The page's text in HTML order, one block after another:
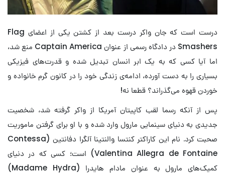
درست است که جان واکر درست بعد از کشتن یکی از اعضای Flag
Smashers در دادگاه رسمی از عنوان Captain America منع شد،
اما آیا کسی که به یک ابر انسان تبدیل شده و قدرت‌های فیزیکی
بسیاری را به دست آورده، ادامه‌ی زندگی خود را در کانون گرم خانواده و
خوردن قهوه می‌گذراند؟ قطعا نه!
پس از آنکه رسما لقب کاپیتان آمریکا از واکر گرفته شد، شخصیت
جدیدی به دنیای سینمایی مارول وارد شده و با او برای گرفتن ماموریت
صحبت کرد. نام این کاراکتر کنتسا والنتینا آلگرا دفانتین (Contessa
Valentina Allegra de Fontaine) است؛ کسی که در دنیای
کمیک‌های مارول به عنوان مادام هایدرا (Madame Hydra)